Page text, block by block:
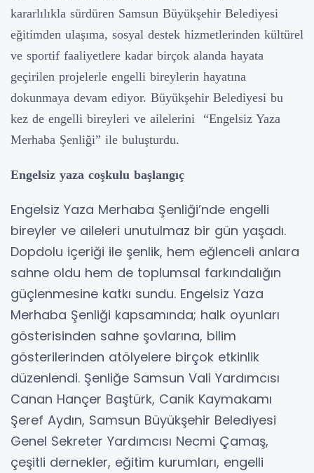
kararlılıkla sürdüren Samsun Büyükşehir Belediyesi
eğitimden ulaşıma, sosyal destek hizmetlerinden kültürel
ve sportif faaliyetlere kadar birçok alanda hayata
geçirilen projelerle engelli bireylerin hayatına
dokunmaya devam ediyor. Büyükşehir Belediyesi bu
kez de engelli bireyleri ve ailelerini
“Engelsiz Yaza
Merhaba Şenliği” ile buluşturdu.
Engelsiz yaza coşkulu başlangıç
Engelsiz Yaza Merhaba Şenliği’nde engelli
bireyler ve aileleri unutulmaz bir gün yaşadı.
Dopdolu içeriği ile şenlik, hem eğlenceli anlara
sahne oldu hem de toplumsal farkındalığın
güçlenmesine katkı sundu. Engelsiz Yaza
Merhaba Şenliği kapsamında; halk oyunları
gösterisinden sahne şovlarına, bilim
gösterilerinden atölyelere birçok etkinlik
düzenlendi. Şenliğe Samsun Vali Yardımcısı
Canan Hançer Baştürk, Canik Kaymakamı
Şeref Aydın, Samsun Büyükşehir Belediyesi
Genel Sekreter Yardımcısı Necmi Çamaş,
çeşitli dernekler, eğitim kurumları, engelli